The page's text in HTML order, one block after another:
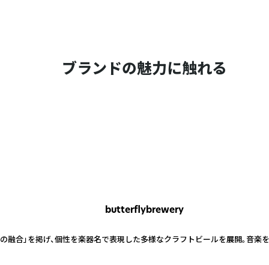
ブランドの魅力に触れる
butterflybrewery
融合」を掲げ、個性を楽器名で表現した多様なクラフトビールを展開。音